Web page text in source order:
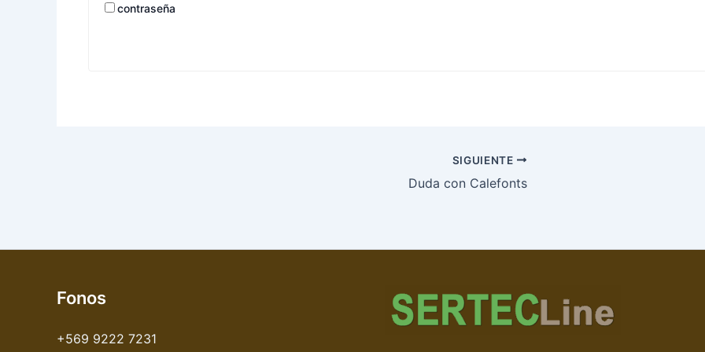
contraseña
SIGUIENTE
Duda con Calefonts
Fonos
+569 9222 7231